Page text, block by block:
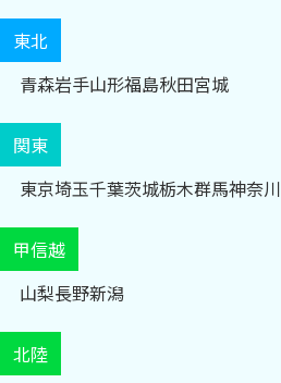
東北
青森岩手山形福島秋田宮城
関東
東京埼玉千葉茨城栃木群馬神奈川
甲信越
山梨長野新潟
北陸